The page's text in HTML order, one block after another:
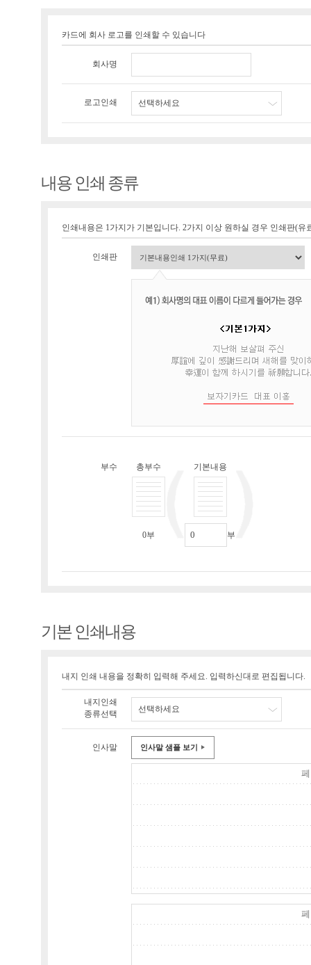
카드에 회사 로고를 인쇄할 수 있습니다
회사명
로고인쇄 선택하세요
내용 인쇄 종류
인쇄내용은 1가지가 기본입니다. 2가지 이상 원하실 경우 인쇄판(유
인쇄판
부수 총부수
0부
기본내용
부
기본 인쇄내용
내지 인쇄 내용을 정확히 입력해 주세요. 입력하신대로 편집됩니다.
내지인쇄
종류선택
선택하세요
인사말 인사말 샘플 보기